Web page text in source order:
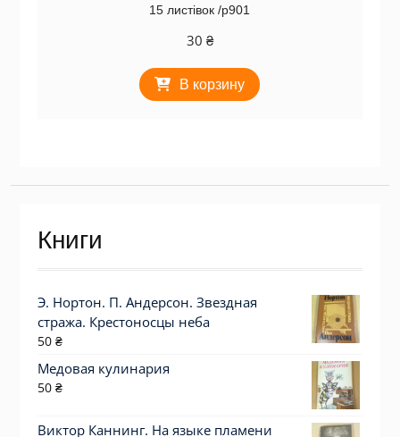
15 листівок /р901
30 ₴
В корзину
Книги
Э. Нортон. П. Андерсон. Звездная
стража. Крестоносцы неба
50 ₴
Медовая кулинария
50 ₴
Виктор Каннинг. На языке пламени